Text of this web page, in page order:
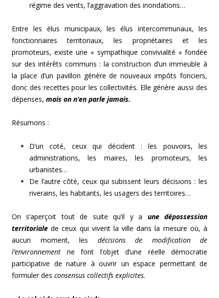
régime des vents, l’aggravation des inondations…
Entre les élus municipaux, les élus intercommunaux, les
fonctionnaires territoriaux, les propriétaires et les
promoteurs, existe une « sympathique convivialité » fondée
sur des intérêts communs : la construction d’un immeuble à
la place d’un pavillon génère de nouveaux impôts fonciers,
donc des recettes pour les collectivités. Elle génère aussi des
dépenses, mais on n’en parle jamais.
Résumons :
D’un coté, ceux qui décident : les pouvoirs, les
administrations, les maires, les promoteurs, les
urbanistes…
De l’autre côté, ceux qui subissent leurs décisions : les
riverains, les habitants, les usagers des territoires…
On s’aperçoit tout de suite qu’il y a une dépossession
territoriale de ceux qui vivent la ville dans la mesure où, à
aucun moment, les décisions de modification de
l’environnement ne font l’objet d’une réelle démocratie
participative de nature à ouvrir un espace permettant de
formuler des consensus collectifs explicites.